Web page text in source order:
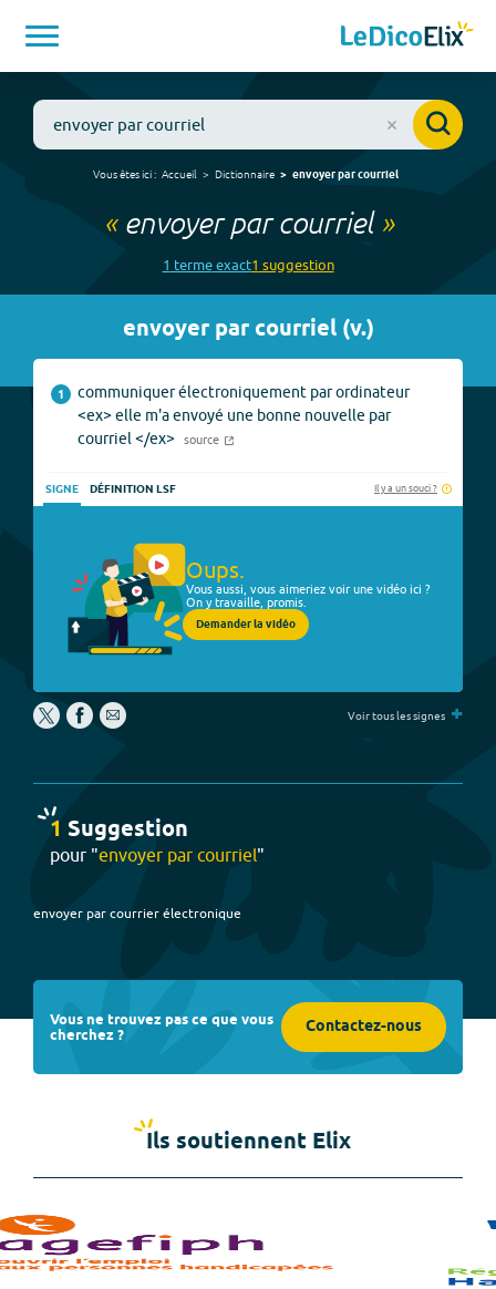
Vous êtes ici : Accueil Dictionnaire envoyer par courriel
« envoyer par courriel»
1 termeexact1 suggestion
envoyer par courriel(v.)
1
communiquer électroniquement par ordinateur
<ex> elle m'a envoyé une bonne nouvelle par
courriel </ex>
source
SIGNE DÉFINITION LSF Il y a un souci ?
Oups.
Vous aussi, vous aimeriez voir une vidéo ici ?
On y travaille, promis.
Demander la vidéo
Voir tous les signes +
1 Suggestion
pour "envoyer par courriel"
envoyer par courrier électronique
Vous ne trouvez pas ce que vous
cherchez ? Contactez-nous
Ils soutiennent Elix